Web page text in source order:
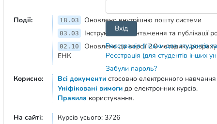
Реєстрація (тільки для студентів
Реєстрація (для студентів інших
Забули пароль?
Події: 18.03 Оновлено внутрішню пошту системи
03.03 Інструмент завантаження та публікації
02.10
Оновлено до версії 2.0 методику
ЕНК
Корисно: Всі документи стосовно електронного
Уніфіковані вимоги до електронних курсів.
Правила користування.
На сайті:
Курсів усього: 3726